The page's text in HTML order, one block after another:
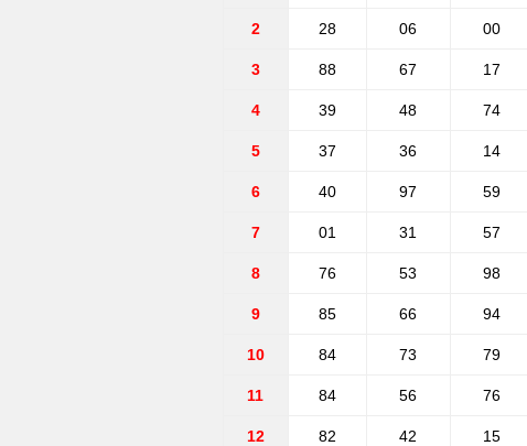
2 28 06 00
3 88 67 17
4 39 48 74
5 37 36 14
6 40 97 59
7 01 31 57
8 76 53 98
9 85 66 94
10 84 73 79
11 84 56 76
12 82 42 15